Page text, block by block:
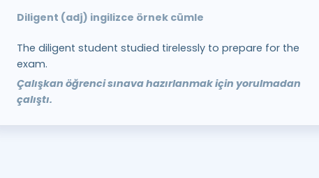
Diligent (adj) ingilizce örnek cümle
The diligent student studied tirelessly to prepare for the
exam.
Çalışkan öğrenci sınava hazırlanmak için yorulmadan
çalıştı.